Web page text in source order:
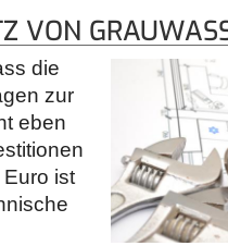
VON
die
zur
eben
ist